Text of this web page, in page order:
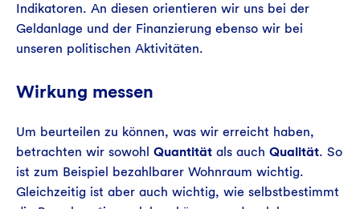
Indikatoren. An diesen orientieren wir uns bei der
Geldanlage und der Finanzierung ebenso wir bei
unseren politischen Aktivitäten.
Wirkung messen
Um beurteilen zu können, was wir erreicht haben,
betrachten wir sowohl Quantität als auch Qualität. So
ist zum Beispiel bezahlbarer Wohnraum wichtig.
Gleichzeitig ist aber auch wichtig, wie selbstbestimmt